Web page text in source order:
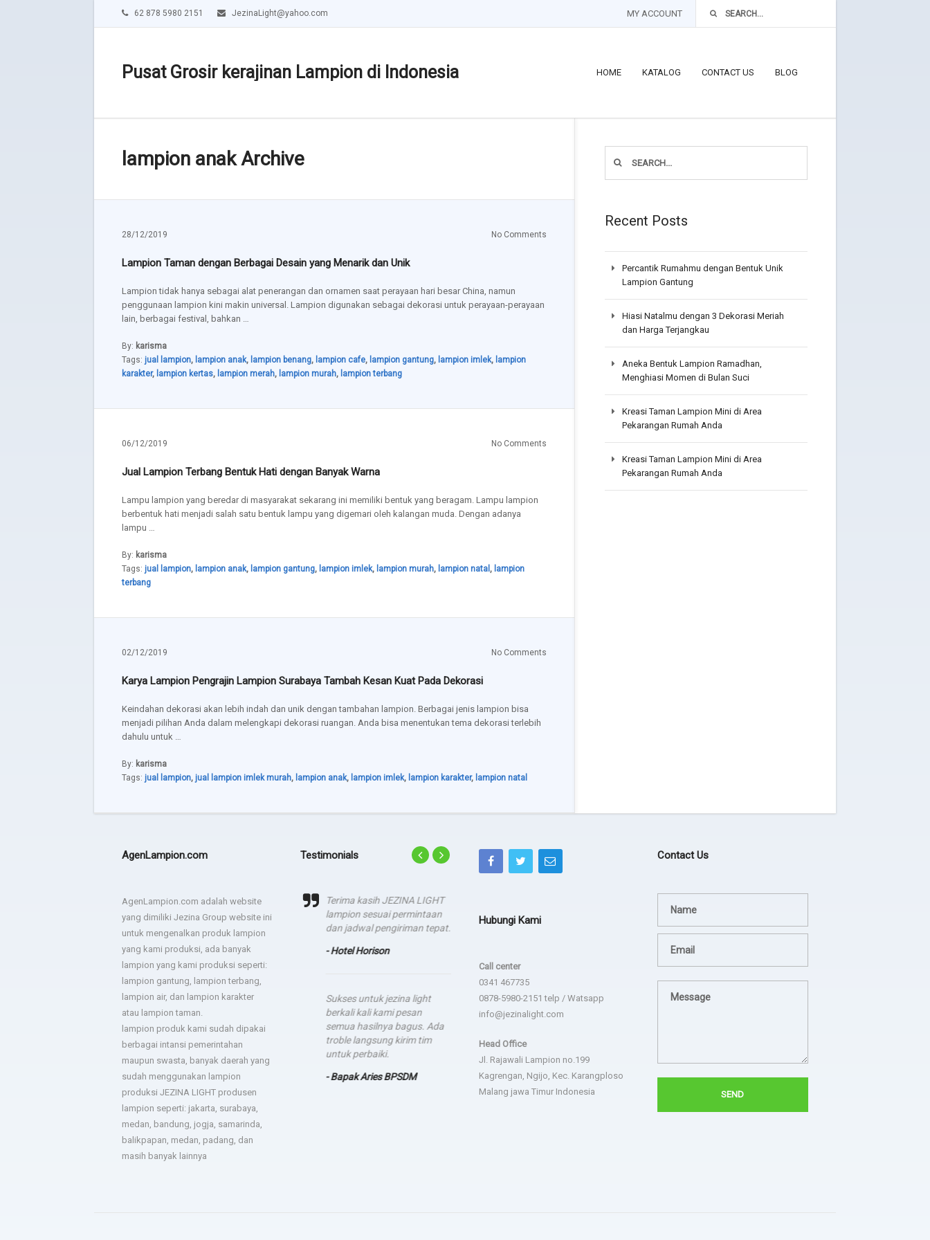
62 878 5980 2151 JezinaLight@yahoo.com MY ACCOUNT
Pusat Grosir kerajinan Lampion di Indonesia HOME KATALOG CONTACT US BLOG
lampion anak Archive
28/12/2019 No Comments
Lampion Taman dengan Berbagai Desain yang Menarik dan Unik
Lampion tidak hanya sebagai alat penerangan dan ornamen saat perayaan hari besar China, namun
penggunaan lampion kini makin universal. Lampion digunakan sebagai dekorasi untuk perayaan-perayaan
lain, berbagai festival, bahkan …
By: karisma
Tags: jual lampion, lampion anak, lampion benang, lampion cafe, lampion gantung, lampion imlek, lampion
karakter, lampion kertas, lampion merah, lampion murah, lampion terbang
06/12/2019 No Comments
Jual Lampion Terbang Bentuk Hati dengan Banyak Warna
Lampu lampion yang beredar di masyarakat sekarang ini memiliki bentuk yang beragam. Lampu lampion
berbentuk hati menjadi salah satu bentuk lampu yang digemari oleh kalangan muda. Dengan adanya
lampu …
By: karisma
Tags: jual lampion, lampion anak, lampion gantung, lampion imlek, lampion murah, lampion natal , lampion
terbang
02/12/2019 No Comments
Karya Lampion Pengrajin Lampion Surabaya Tambah Kesan Kuat Pada Dekorasi
Keindahan dekorasi akan lebih indah dan unik dengan tambahan lampion. Berbagai jenis lampion bisa
menjadi pilihan Anda dalam melengkapi dekorasi ruangan. Anda bisa menentukan tema dekorasi terlebih
dahulu untuk …
By: karisma
Tags: jual lampion, jual lampion imlek murah, lampion anak, lampion imlek, lampion karakter, lampion natal
Recent Posts
Percantik Rumahmu dengan Bentuk Unik
Lampion Gantung
Hiasi Natalmu dengan 3 Dekorasi Meriah
dan Harga Terjangkau
Aneka Bentuk Lampion Ramadhan,
Menghiasi Momen di Bulan Suci
Kreasi Taman Lampion Mini di Area
Pekarangan Rumah Anda
Kreasi Taman Lampion Mini di Area
Pekarangan Rumah Anda
AgenLampion.com
AgenLampion.com adalah website
yang dimiliki Jezina Group website ini
untuk mengenalkan produk lampion
yang kami produksi, ada banyak
lampion yang kami produksi seperti:
lampion gantung, lampion terbang,
lampion air, dan lampion karakter
atau lampion taman.
lampion produk kami sudah dipakai
berbagai intansi pemerintahan
maupun swasta, banyak daerah yang
sudah menggunakan lampion
produksi JEZINA LIGHT produsen
lampion seperti: jakarta, surabaya,
medan, bandung, jogja, samarinda,
balikpapan, medan, padang, dan
masih banyak lainnya
Testimonials
Terima kasih JEZINA LIGHT
lampion sesuai permintaan
dan jadwal pengiriman tepat.
Sukses untuk jezina light
semua hasilnya bagus. Ada
troble langsung kirim tim
agadsga weg aerg rag
- dsgfad
Terima kasih JEZINA LIGHT
lampion sesuai permintaan
dan jadwal pengiriman tepat.
- Hotel Horison
Sukses untuk jezina light
berkali kali kami pesan
semua hasilnya bagus. Ada
troble langsung kirim tim
untuk perbaiki.
- Bapak Aries BPSDM
- dsgfad
lampion sesuai permintaan
dan jadwal pengiriman tepat.
- Hotel Horison
Sukses untuk jezina light
- Bapak Aries BPSDM
Hubungi Kami
Call center
0341 467735
0878-5980-2151 telp / Watsapp
info@jezinalight.com
Head Office
Jl. Rajawali Lampion no.199
Kagrengan, Ngijo, Kec. Karangploso
Malang jawa Timur Indonesia
Contact Us